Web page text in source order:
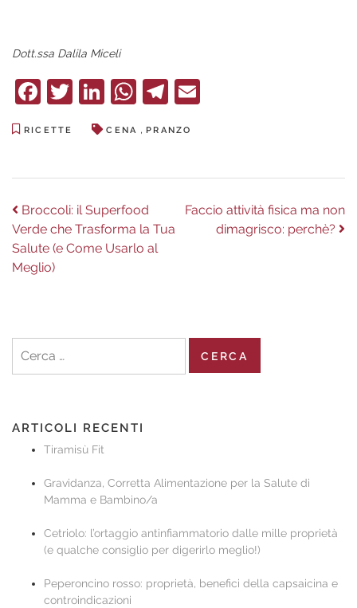
Dott.ssa Dalila Miceli
Facebook
Twitter
LinkedIn
WhatsApp
Telegram
RICETTE CENA ,PRANZO
Navigazione
articoli
Previous
post:
Broccoli: il Superfood
Verde che Trasforma la Tua
Salute (e Come Usarlo al
Meglio)
Next
Faccio attività fisica ma non
dimagrisco: perchè?
per:
ARTICOLI RECENTI
Tiramisù Fit
Gravidanza, Corretta Alimentazione per la Salute di
Mamma e Bambino/a
Cetriolo: l’ortaggio antinfiammatorio dalle mille proprietà
(e qualche consiglio per digerirlo meglio!)
Peperoncino rosso: proprietà, benefici della capsaicina e
controindicazioni